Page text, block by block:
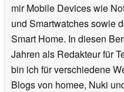
mir Mobile Devices wie
und Smartwatches sowie
Smart Home. In diesen
Jahren als Redakteur für
bin ich für verschiedene
Blogs von homee, Nuki